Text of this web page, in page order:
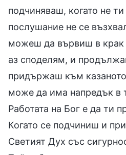
подчиняваш, когато не
послушание не се
можеш да вървиш в крак
аз споделям, и
придържаш към казаното
може да има напредък в
Работата на Бог е да ти
Когато се подчиниш и
Светият Дух със